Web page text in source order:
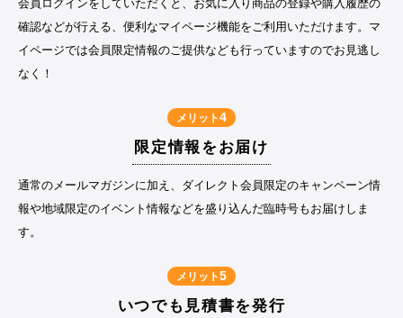
会員ログインをしていただくと、お気に入り商品の登録や購入履歴の
確認などが行える、便利なマイページ機能をご利用いただけます。マ
イページでは会員限定情報のご提供なども行っていますのでお見逃し
なく！
メリット4
限定情報をお届け
通常のメールマガジンに加え、ダイレクト会員限定のキャンペーン情
報や地域限定のイベント情報などを盛り込んだ臨時号もお届けしま
す。
メリット5
いつでも見積書を発行